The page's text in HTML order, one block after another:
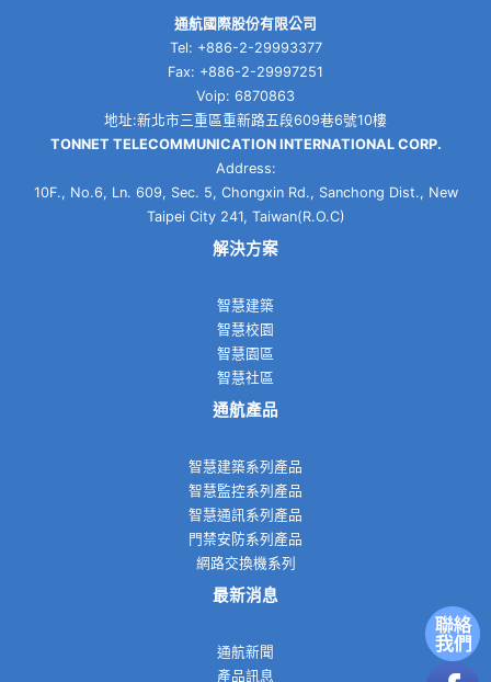
通航國際股份有限公司
Tel: +886-2-29993377
Fax: +886-2-29997251
Voip: 6870863
地址:新北市三重區重新路五段609巷6號10樓
TONNET TELECOMMUNICATION INTERNATIONAL CORP.
Address:
10F., No.6, Ln. 609, Sec. 5, Chongxin Rd., Sanchong Dist., New
Taipei City 241, Taiwan(R.O.C)
解決方案
智慧建築
智慧校園
智慧園區
智慧社區
通航產品
智慧建築系列產品
智慧監控系列產品
智慧通訊系列產品
門禁安防系列產品
網路交換機系列
最新消息
通航新聞
產品訊息